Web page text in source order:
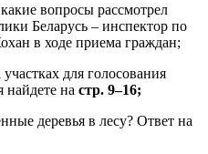
вопросы рассмотрел
Беларусь – инспектор по
в ходе приема граждан;
для голосования
найдете на стр. 9–16;
деревья в лесу? Ответ на